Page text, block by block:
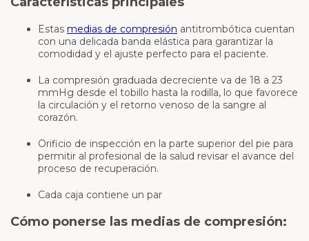
Estas medias de compresión antitrombótica cuentan
con una delicada banda elástica para garantizar la
comodidad y el ajuste perfecto para el paciente.
La compresión graduada decreciente va de 18 a 23
mmHg desde el tobillo hasta la rodilla, lo que favorece
la circulación y el retorno venoso de la sangre al
corazón.
Orificio de inspección en la parte superior del pie para
permitir al profesional de la salud revisar el avance del
proceso de recuperación.
Cada caja contiene un par
Cómo ponerse las medias de compresión: